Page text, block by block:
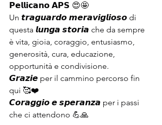
𝗣𝗲𝗹𝗹𝗶𝗰𝗮𝗻𝗼 𝗔𝗣𝗦 😍🤩
Un 𝙩𝙧𝙖𝙜𝙪𝙖𝙧𝙙𝙤 𝙢𝙚𝙧𝙖𝙫𝙞𝙜𝙡𝙞𝙤𝙨𝙤 di
questa 𝙡𝙪𝙣𝙜𝙖 𝙨𝙩𝙤𝙧𝙞𝙖 che da sempre
è vita, gioia, coraggio, entusiasmo,
generosità, cura, educazione,
opportunità e condivisione.
𝙂𝙧𝙖𝙯𝙞𝙚 per il cammino percorso fin
qui 🥰❤️
𝘾𝙤𝙧𝙖𝙜𝙜𝙞𝙤 𝙚 𝙨𝙥𝙚𝙧𝙖𝙣𝙯𝙖 per i passi
che ci attendono 💪🙏